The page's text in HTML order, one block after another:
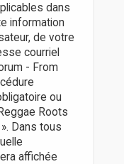
dans
information
de votre
courriel
- From
ou
Roots
Dans tous
affichée